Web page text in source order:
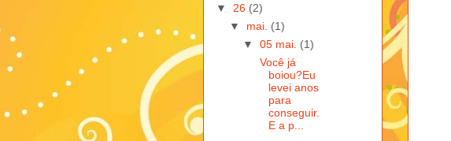
▼ 26 (2)
▼ mai. (1)
▼ 05 mai. (1)
Você já
boiou?Eu
levei anos
para
conseguir.
E a p...